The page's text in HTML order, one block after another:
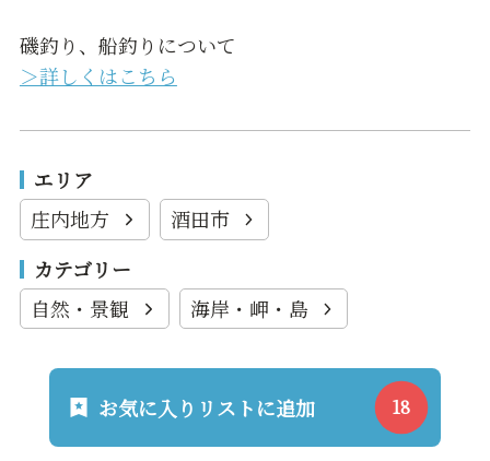
磯釣り、船釣りについて
＞詳しくはこちら
エリア
庄内地方
酒田市
カテゴリー
自然・景観
海岸・岬・島
お気に入りリストに追加